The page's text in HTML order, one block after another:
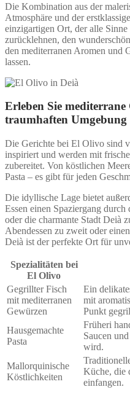
Die Kombination aus der
Atmosphäre und der
einzigartigen Ort, der alle
zurücklehnen, den
den mediterranen Aromen und
lassen.
Erleben Sie
traumhaften Umgebung
Die Gerichte bei El Olivo sind
inspiriert und werden mit
zubereitet. Von köstlichen
Pasta – es gibt für jeden
Die idyllische Lage bietet
Essen einen Spaziergang
oder die charmante Stadt Deià
Abendessen zu zweit oder
Deià ist der perfekte Ort für
Spezialitäten bei
El Olivo
Gegrillter Fisch
mit mediterranen
Gewürzen
Ein
mit
Punkt
Hausgemachte
Pasta
Früheri
Saucen
wird.
Mallorquinische
Köstlichkeiten
Küche, die
einfangen.